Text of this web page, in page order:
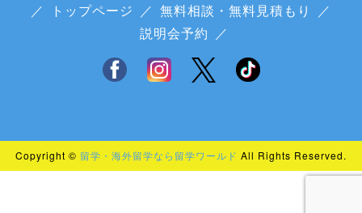
／ トップページ ／ 無料相談・無料見積もり
／
説明会予約 ／
Copyright © 留学・海外留学なら留学ワールド All Rights Reserved.